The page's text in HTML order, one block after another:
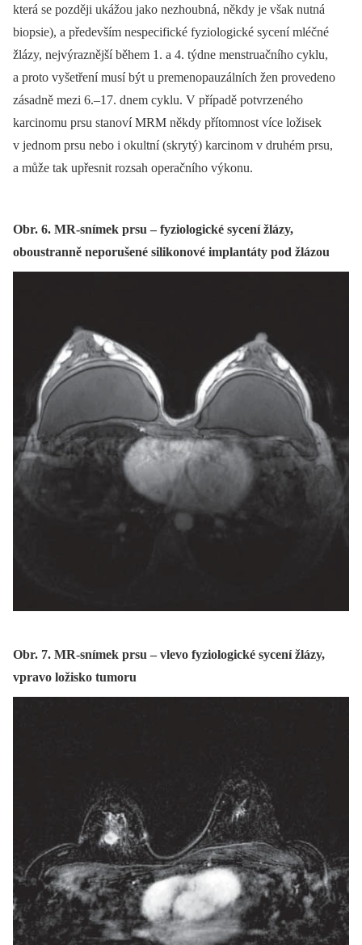
která se později ukážou jako nezhoubná, někdy je však nutná
biopsie), a především nespecifické fyziologické sycení mléčné
žlázy, nejvýraznější během 1. a 4. týdne menstruačního cyklu,
a proto vyšetření musí být u premenopauzálních žen provedeno
zásadně mezi 6.–17. dnem cyklu. V případě potvrzeného
karcinomu prsu stanoví MRM někdy přítomnost více ložisek
v jednom prsu nebo i okultní (skrytý) karcinom v druhém prsu,
a může tak upřesnit rozsah operačního výkonu.
Obr. 6. MR-snímek prsu – fyziologické sycení žlázy,
oboustranně neporušené silikonové implantáty pod žlázou
Obr. 7. MR-snímek prsu – vlevo fyziologické sycení žlázy,
vpravo ložisko tumoru